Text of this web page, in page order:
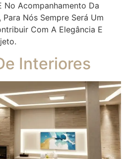
Acompanhamento Da
Nós Sempre Será Um
Com A Elegância E
Interiores